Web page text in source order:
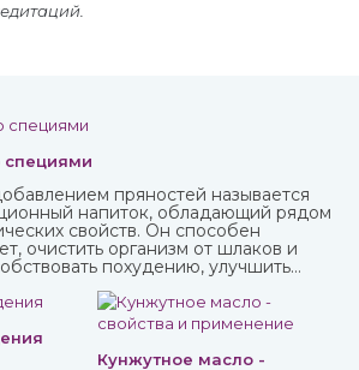
специями
пряностей называется
напиток, обладающий рядом
свойств. Он способен
очистить организм от шлаков и
похудению, улучшить
Кунжутное масло -